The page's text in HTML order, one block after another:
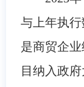
与上年执行
是商贸企
目纳入政